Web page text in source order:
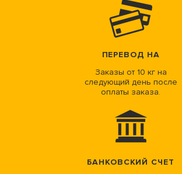
ПЕРЕВОД НА
Заказы от 10 кг на
следующий день после
оплаты заказа.
БАНКОВСКИЙ СЧЕТ